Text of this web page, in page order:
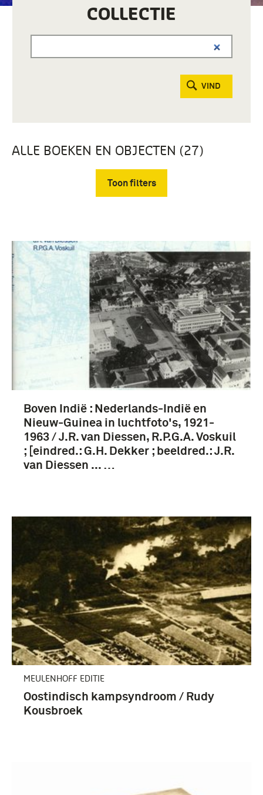
COLLECTIE
VIND
ALLE BOEKEN EN OBJECTEN (27)
Toon filters
boek (15)
artikel (3)
Pacifische Oorlog (1941-1945) (27)
Japanse bezetting van Nederlands-Indië (1942-
1945) (11)
Tweede Wereldoorlog (1939-1945) (8)
Nederlands-Indië (27)
Boven Indië : Nederlands-Indië en
Nieuw-Guinea in luchtfoto's, 1921-
1963 / J.R. van Diessen, R.P.G.A. Voskuil
; [eindred.: G.H. Dekker ; beeldred.: J.R.
van Diessen ... …
MEULENHOFF EDITIE
Oostindisch kampsyndroom / Rudy
Kousbroek